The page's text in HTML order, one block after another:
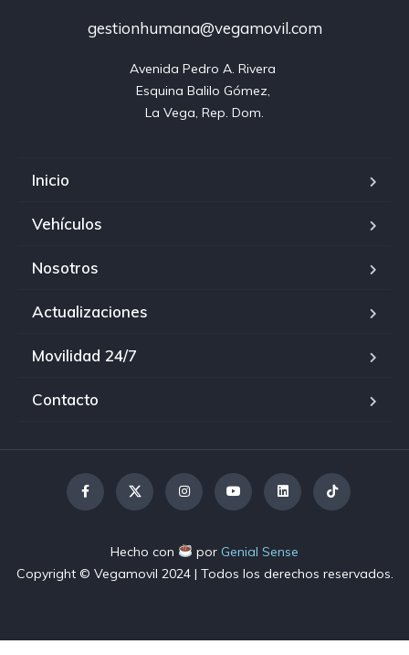
gestionhumana@vegamovil.com
Avenida Pedro A. Rivera
Esquina Balilo Gómez,
La Vega, Rep. Dom.
Inicio
Vehículos
Nosotros
Actualizaciones
Movilidad 24/7
Contacto
Hecho con por Genial Sense
Copyright © Vegamovil 2024| Todos los derechos reservados.